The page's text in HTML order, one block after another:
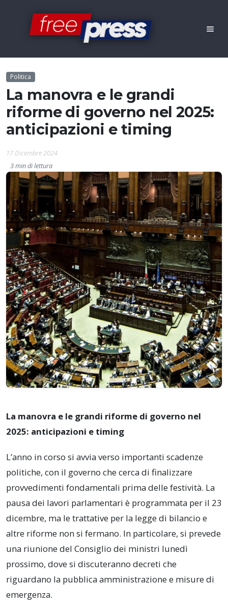
Politica
La manovra e le grandi
riforme di governo nel 2025:
anticipazioni e timing
17 Dicembre 2024
3 min di lettura
La manovra e le grandi riforme di governo nel
2025: anticipazioni e timing
L’anno in corso si avvia verso importanti scadenze
politiche, con il governo che cerca di finalizzare
provvedimenti fondamentali prima delle festività. La
pausa dei lavori parlamentari è programmata per il 23
dicembre, ma le trattative per la legge di bilancio e
altre riforme non si fermano. In particolare, si prevede
una riunione del Consiglio dei ministri lunedì
prossimo, dove si discuteranno decreti che
riguardano la pubblica amministrazione e misure di
emergenza.